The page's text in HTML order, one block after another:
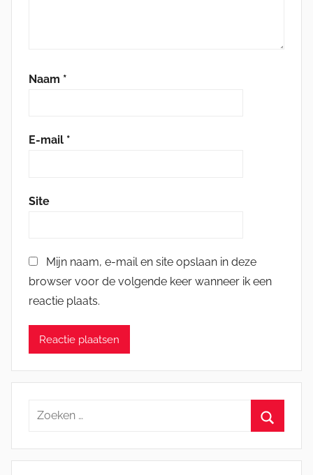
Naam *
E-mail *
Site
Mijn naam, e-mail en site opslaan in deze
browser voor de volgende keer wanneer ik een
reactie plaats.
Zoeken